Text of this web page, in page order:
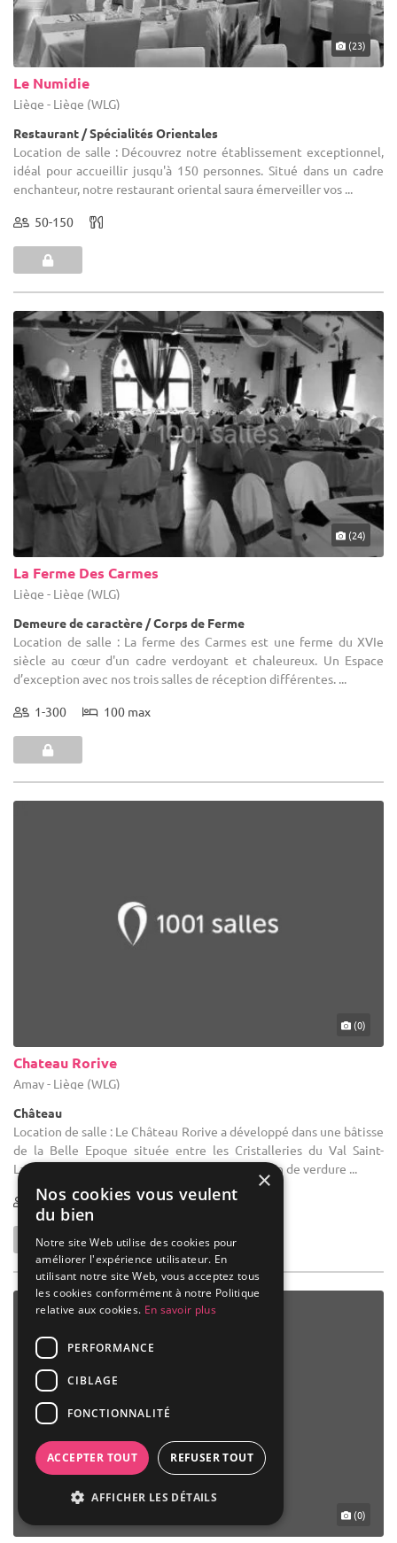
(23)
Le Numidie
Liège - Liège (WLG)
Restaurant / Spécialités Orientales
Location de salle : Découvrez notre établissement exceptionnel,
idéal pour accueillir jusqu'à 150 personnes. Situé dans un cadre
enchanteur, notre restaurant oriental saura émerveiller vos ...
50-150
(24)
La Ferme Des Carmes
Liège - Liège (WLG)
Demeure de caractère / Corps de Ferme
Location de salle : La ferme des Carmes est une ferme du XVIe
siècle au cœur d'un cadre verdoyant et chaleureux. Un Espace
d’exception avec nos trois salles de réception différentes. ...
1-300 100 max
(0)
Chateau Rorive
Amay - Liège (WLG)
Château
Location de salle : Le Château Rorive a développé dans une bâtisse
de la Belle Epoque située entre les Cristalleries du Val Saint-
Lambert et Huy, en bord de Meuse, dans un écrin de verdure ...
25-600
(0)
×
Nos cookies vous veulent
du bien
Notre site Web utilise des cookies pour
améliorer l'expérience utilisateur. En
utilisant notre site Web, vous acceptez tous
les cookies conformément à notre Politique
relative aux cookies. En savoir plus
PERFORMANCE
CIBLAGE
FONCTIONNALITÉ
ACCEPTER TOUT REFUSER TOUT
AFFICHER LES DÉTAILS